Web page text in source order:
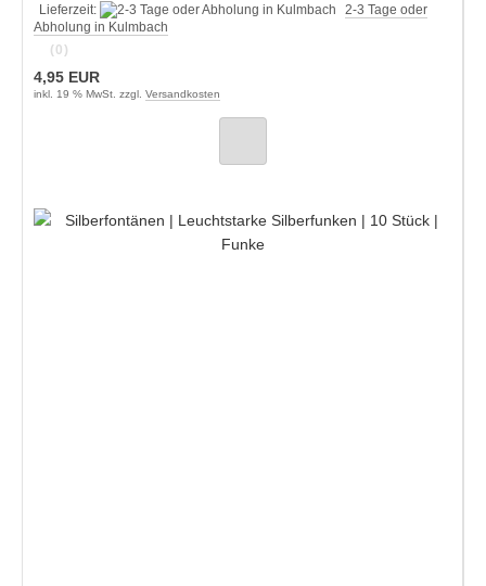
Lieferzeit:
2-3 Tage oder
Abholung in Kulmbach
(0)
4,95 EUR
inkl. 19 % MwSt. zzgl. Versandkosten